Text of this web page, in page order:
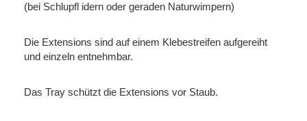
(bei Schlupfl idern oder geraden Naturwimpern)
Die Extensions sind auf einem Klebestreifen aufgereiht
und einzeln entnehmbar.
Das Tray schützt die Extensions vor Staub.